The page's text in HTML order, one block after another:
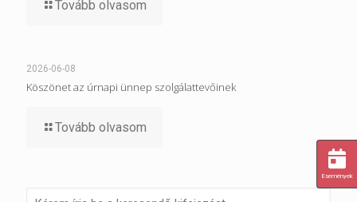
Tovább olvasom
2026-06-08
Köszönet az úrnapi ünnep szolgálattevőinek
Tovább olvasom
Események